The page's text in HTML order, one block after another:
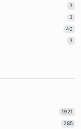
3
3
40
3
1921
285